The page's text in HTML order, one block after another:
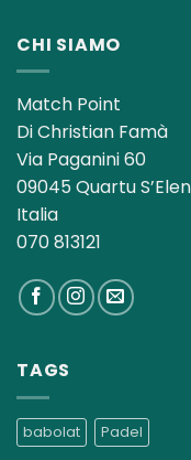
CHI SIAMO
Match Point
Di Christian Famà
Via Paganini 60
09045 Quartu
Italia
070 813121
TAGS
babolat Padel